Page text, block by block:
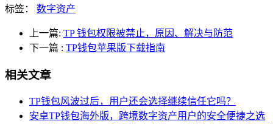
标签： 数字资产
上一篇: TP 钱包权限被禁止，原因、解决与防范
下一篇 : TP钱包苹果版下载指南
相关文章
TP钱包风波过后，用户还会选择继续信任它吗？
安卓TP钱包海外版，跨境数字资产用户的安全便捷之选